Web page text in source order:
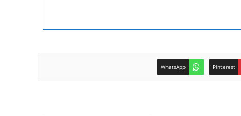
Pinterest
WhatsApp